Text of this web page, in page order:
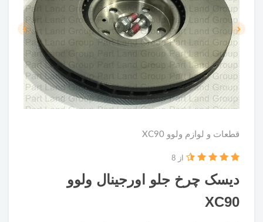
قطعات و لوازم ولوو XC90
دیسک چرخ جلو اورجینال ولوو
XC90
از 8